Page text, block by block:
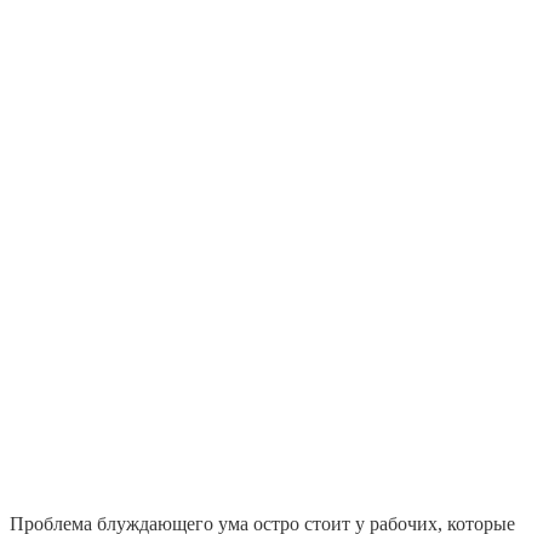
Проблема блуждающего ума остро стоит у рабочих, которые